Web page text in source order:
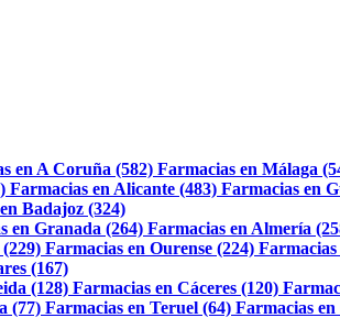
en A Coruña (582) Farmacias en Málaga
Farmacias en Alicante (483) Farmacias en
Badajoz (324)
en Granada (264) Farmacias en Almería
Farmacias en Ourense (224)
(167)
(128) Farmacias en Cáceres (120)
(77) Farmacias en Teruel (64) Farmacias